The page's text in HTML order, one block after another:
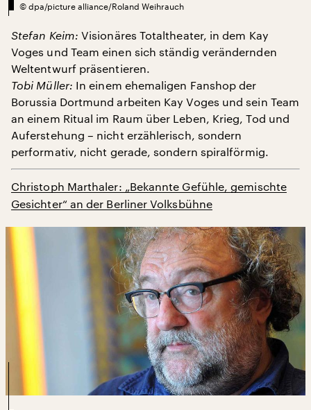
© dpa/picture alliance/Roland Weihrauch
Stefan Keim: Visionäres Totaltheater, in dem Kay
Voges und Team einen sich ständig verändernden
Weltentwurf präsentieren.
Tobi Müller: In einem ehemaligen Fanshop der
Borussia Dortmund arbeiten Kay Voges und sein Team
an einem Ritual im Raum über Leben, Krieg, Tod und
Auferstehung – nicht erzählerisch, sondern
performativ, nicht gerade, sondern spiralförmig.
Christoph Marthaler: „Bekannte Gefühle, gemischte
Gesichter“ an der Berliner Volksbühne